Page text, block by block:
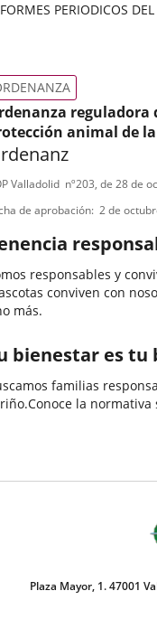
PERIODICOS
reguladora
animal de
Valladolid nº203, de 28 de
de aprobación 2 de
responsables y
conviven con
más.
bienestar es tu
familias
la
Plaza Mayor, 1. 47001